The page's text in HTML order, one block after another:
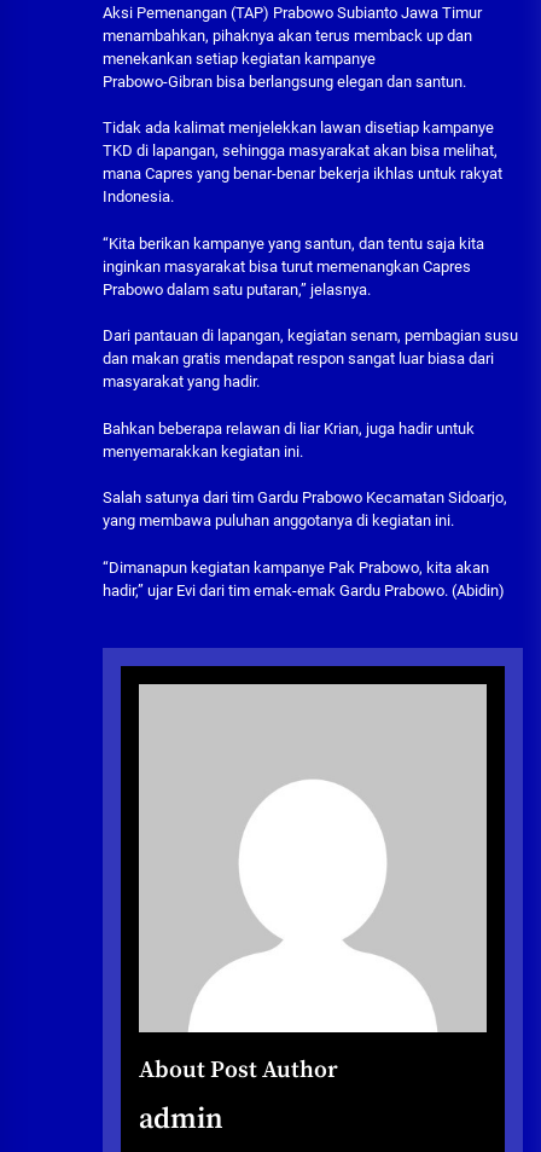
Aksi Pemenangan (TAP) Prabowo Subianto Jawa Timur
menambahkan, pihaknya akan terus memback up dan
menekankan setiap kegiatan kampanye
Prabowo-Gibran bisa berlangsung elegan dan santun.
Tidak ada kalimat menjelekkan lawan disetiap kampanye
TKD di lapangan, sehingga masyarakat akan bisa melihat,
mana Capres yang benar-benar bekerja ikhlas untuk rakyat
Indonesia.
“Kita berikan kampanye yang santun, dan tentu saja kita
inginkan masyarakat bisa turut memenangkan Capres
Prabowo dalam satu putaran,” jelasnya.
Dari pantauan di lapangan, kegiatan senam, pembagian susu
dan makan gratis mendapat respon sangat luar biasa dari
masyarakat yang hadir.
Bahkan beberapa relawan di liar Krian, juga hadir untuk
menyemarakkan kegiatan ini.
Salah satunya dari tim Gardu Prabowo Kecamatan Sidoarjo,
yang membawa puluhan anggotanya di kegiatan ini.
“Dimanapun kegiatan kampanye Pak Prabowo, kita akan
hadir,” ujar Evi dari tim emak-emak Gardu Prabowo. (Abidin)
About Post Author
admin